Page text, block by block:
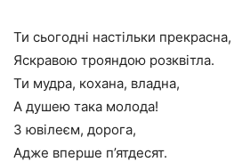
Ти сьогодні настільки прекрасна,
Яскравою трояндою розквітла.
Ти мудра, кохана, владна,
А душею така молода!
З ювілеєм, дорога,
Адже вперше п’ятдесят.